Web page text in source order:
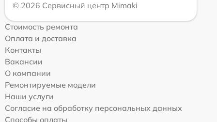
© 2026 Сервисный центр Mimaki
Стоимость ремонта
Оплата и доставка
Контакты
Вакансии
О компании
Ремонтируемые модели
Наши услуги
Согласие на обработку персональных данных
Способы оплаты